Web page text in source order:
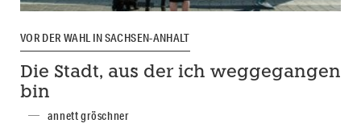
VOR DER WAHL IN SACHSEN-ANHALT
Die Stadt, aus der ich weggegangen
bin
annett gröschner